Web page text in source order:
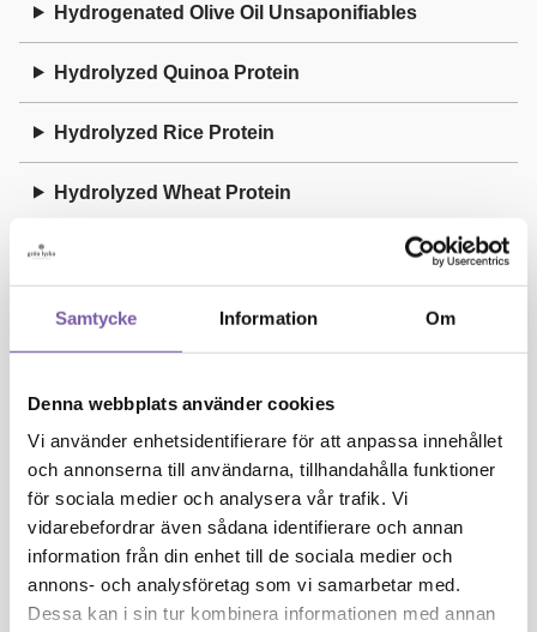
Samtycke Information Om
Denna webbplats använder cookies
Vi använder enhetsidentifierare för att anpassa innehållet
och annonserna till användarna, tillhandahålla funktioner
för sociala medier och analysera vår trafik. Vi
vidarebefordrar även sådana identifierare och annan
information från din enhet till de sociala medier och
annons- och analysföretag som vi samarbetar med.
Dessa kan i sin tur kombinera informationen med annan
Hydrogenated Olive Oil Unsaponifiables
Hydrolyzed Quinoa Protein
Hydrolyzed Rice Protein
Hydrolyzed Wheat Protein
I
Illite
Isoeugenol
J